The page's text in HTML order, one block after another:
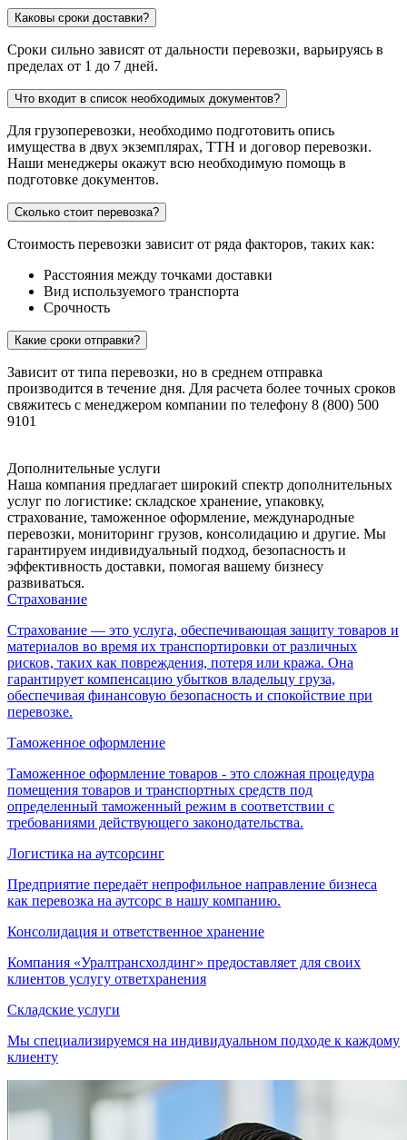
Каковы сроки доставки?
Сроки сильно зависят от дальности перевозки, варьируясь в
пределах от 1 до 7 дней.
Что входит в список необходимых документов?
Для грузоперевозки, необходимо подготовить опись
имущества в двух экземплярах, ТТН и договор перевозки.
Наши менеджеры окажут всю необходимую помощь в
подготовке документов.
Сколько стоит перевозка?
Стоимость перевозки зависит от ряда факторов, таких как:
Расстояния между точками доставки
Вид используемого транспорта
Срочность
Какие сроки отправки?
Зависит от типа перевозки, но в среднем отправка
производится в течение дня. Для расчета более точных сроков
свяжитесь с менеджером компании по телефону 8 (800) 500
9101
Дополнительные услуги
Наша компания предлагает широкий спектр дополнительных
услуг по логистике: складское хранение, упаковку,
страхование, таможенное оформление, международные
перевозки, мониторинг грузов, консолидацию и другие. Мы
гарантируем индивидуальный подход, безопасность и
эффективность доставки, помогая вашему бизнесу
развиваться.
Страхование
Страхование — это услуга, обеспечивающая защиту товаров и
материалов во время их транспортировки от различных
рисков, таких как повреждения, потеря или кража. Она
гарантирует компенсацию убытков владельцу груза,
обеспечивая финансовую безопасность и спокойствие при
перевозке.
Таможенное оформление
Таможенное оформление товаров - это сложная процедура
помещения товаров и транспортных средств под
определенный таможенный режим в соответствии с
требованиями действующего законодательства.
Логистика на аутсорсинг
Предприятие передаёт непрофильное направление бизнеса
как перевозка на аутсорс в нашу компанию.
Консолидация и ответственное хранение
Компания «Уралтрансхолдинг» предоставляет для своих
клиентов услугу ответхранения
Складские услуги
Мы специализируемся на индивидуальном подходе к каждому
клиенту